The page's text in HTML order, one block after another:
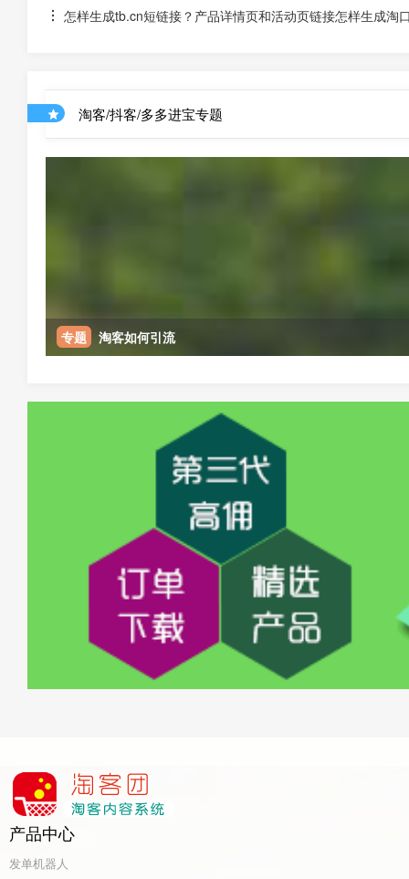
怎样生成tb.cn短链接？产品详情页和活动页链接怎样生成淘
淘客/抖客/多多进宝专题
专题 淘客如何引流
产品中心
发单机器人